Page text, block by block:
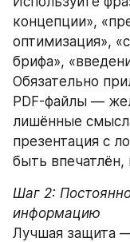
концепции»,
оптимизация»,
брифа»,
Обязательно
PDF-файлы —
лишённые
презентация с
быть впечатлён,
Шаг 2:
информацию
Лучшая защита